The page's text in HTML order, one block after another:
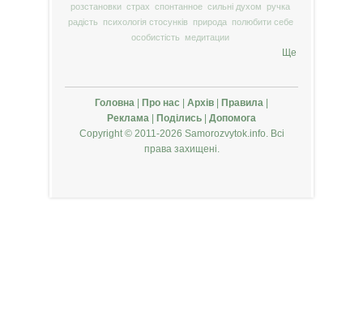
розстановки страх спонтанное сильні духом
ручка
радість
психологія стосунків природа
полюбити себе
особистість
медитации
Ще
Головна Про нас Архів Правила
Реклама
Поділись
Допомога
Copyright © 2011-2026 Samorozvytok.info. Всі
права захищені.